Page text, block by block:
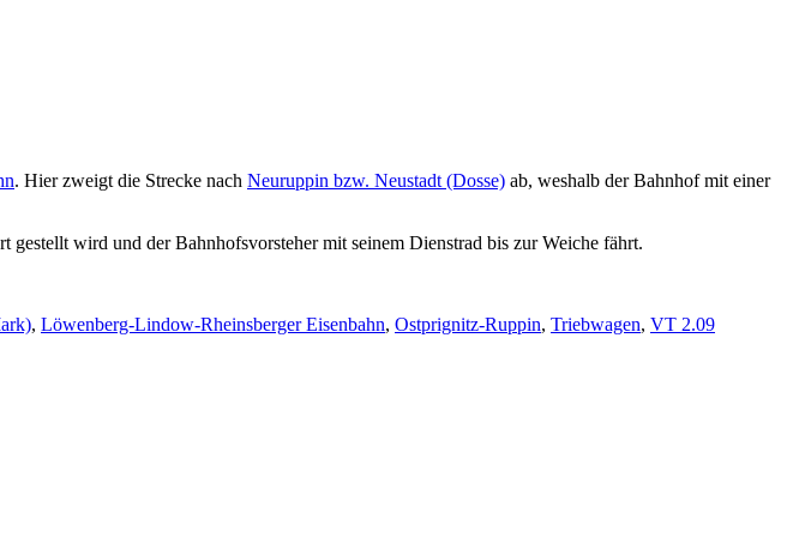
. Hier zweigt die Strecke nach Neuruppin bzw. Neustadt (Dosse) ab, weshalb der Bahnhof mit einer
wird und der Bahnhofsvorsteher mit seinem Dienstrad bis zur Weiche fährt.
, Löwenberg-Lindow-Rheinsberger Eisenbahn, Ostprignitz-Ruppin, Triebwagen, VT 2.09